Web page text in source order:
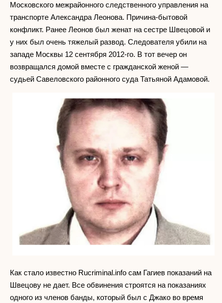
Московского межрайонного следственного управления на
транспорте Александра Леонова. Причина-бытовой
конфликт. Ранее Леонов был женат на сестре Швецовой и
у них был очень тяжелый развод. Следователя убили на
западе Москвы 12 сентября 2012-го. В тот вечер он
возвращался домой вместе с гражданской женой —
судьей Савеловского районного суда Татьяной Адамовой.
Как стало известно Rucriminal.info сам Гагиев показаний на
Швецову не дает. Все обвинения строятся на показаниях
одного из членов банды, который был с Джако во время